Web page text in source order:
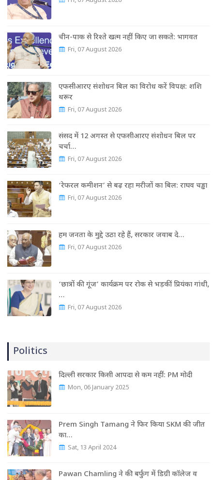
चीन-पाक से रिश्ते खत्म नहीं किए जा सकते: भागवत
Fri, 07 August 2026
एफसीआरए संशोधन बिल का विरोध करें विपक्ष: शशि
थरूर
Fri, 07 August 2026
संसद में 12 अगस्त से एफसीआरए संशोधन बिल पर
चर्चा…
Fri, 07 August 2026
‘रेफरल कमीशन’ से बढ़ रहा मरीजों का बिल: राघव चड्ढा
Fri, 07 August 2026
हम जनता के मुद्दे उठा रहे हैं, सरकार जवाब दे…
Fri, 07 August 2026
‘छात्रों की गूंज’ कार्यक्रम पर रोक से भड़कीं प्रियंका गांधी,
…
Fri, 07 August 2026
Politics
दिल्ली सरकार किसी आपदा से कम नहीं: PM मोदी
Mon, 06 January 2025
Prem Singh Tamang ने फिर किया SKM की जीत
का…
Sat, 13 April 2024
Pawan Chamling ने की बर्फुंग में डिग्री कॉलेज व